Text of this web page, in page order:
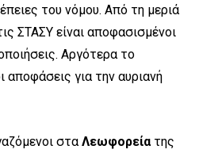
του νόμου. Από τη μεριά
ΣΤΑΣΥ είναι αποφασισμένοι
Αργότερα το
αποφάσεις για την αυριανή
σταΛεωφορείατης